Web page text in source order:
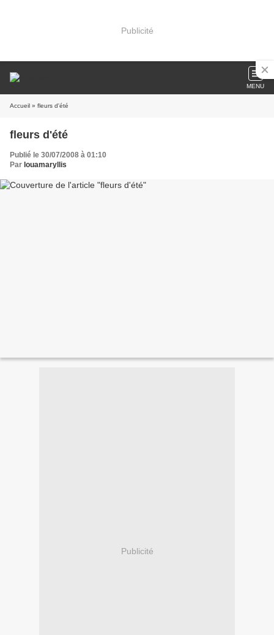
Publicité
MENU
Accueil » fleurs d'été
fleurs d'été
Publié le 30/07/2008 à 01:10
Par louamaryllis
Publicité